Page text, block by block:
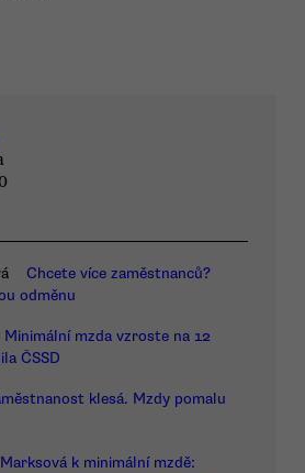
Chcete více zaměstnanců?
odměnu
Minimální mzda vzroste na 12
ČSSD
klesá. Mzdy pomalu
Marksová k minimální mzdě: